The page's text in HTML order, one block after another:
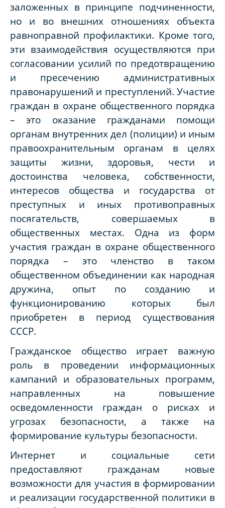
заложенных в принципе подчиненности,
но и во внешних отношениях объекта
равноправной профилактики. Кроме того,
эти взаимодействия осуществляются при
согласовании усилий по предотвращению
и пресечению административных
правонарушений и преступлений. Участие
граждан в охране общественного порядка
– это оказание гражданами помощи
органам внутренних дел (полиции) и иным
правоохранительным органам в целях
защиты жизни, здоровья, чести и
достоинства человека, собственности,
интересов общества и государства от
преступных и иных противоправных
посягательств, совершаемых в
общественных местах. Одна из форм
участия граждан в охране общественного
порядка – это членство в таком
общественном объединении как народная
дружина, опыт по созданию и
функционированию которых был
приобретен в период существования
СССР.
Гражданское общество играет важную
роль в проведении информационных
кампаний и образовательных программ,
направленных на повышение
осведомленности граждан о рисках и
угрозах безопасности, а также на
формирование культуры безопасности.
Интернет и социальные сети
предоставляют гражданам новые
возможности для участия в формировании
и реализации государственной политики в